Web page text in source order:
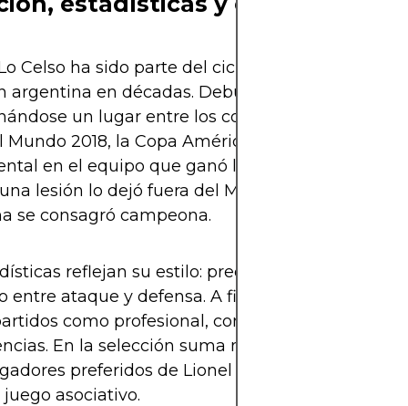
Celso ha sido parte del ciclo más exitoso de la
argentina en décadas. Debutó con la
un lugar entre los convocados. Participó
Mundo 2018, la Copa América 2019 y fue pieza
en el equipo que ganó la Copa América
lesión lo dejó fuera del Mundial de Qatar
se consagró campeona.
reflejan su estilo: precisión, pases clave y
entre ataque y defensa. A finales de 2025,
como profesional, con cerca de 40 goles
En la selección suma más de 40 partidos,
preferidos de Lionel Scaloni por su
asociativo.